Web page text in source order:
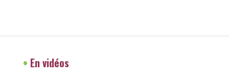
• En vidéos